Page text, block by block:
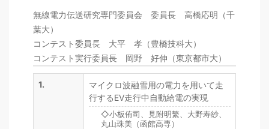
無線電力伝送研究専門委員会 委員長 高橋応明（千
葉大）
コンテスト委員長 大平 孝（豊橋技科大）
コンテスト実行委員長 岡野 好伸（東京都市大）
1.
マイクロ波融雪用の電力を用いて走
行するEV走行中自動給電の実現
◇小板侑司、見附明繁、大野寿紗、
丸山珠美（函館高専）